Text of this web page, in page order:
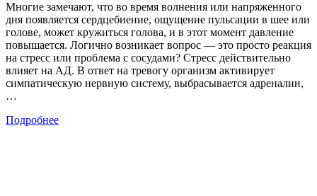
Многие замечают, что во время волнения или напряженного
дня появляется сердцебиение, ощущение пульсации в шее или
голове, может кружиться голова, и в этот момент давление
повышается. Логично возникает вопрос — это просто реакция
на стресс или проблема с сосудами? Стресс действительно
влияет на АД. В ответ на тревогу организм активирует
симпатическую нервную систему, выбрасывается адреналин,
…
Подробнее